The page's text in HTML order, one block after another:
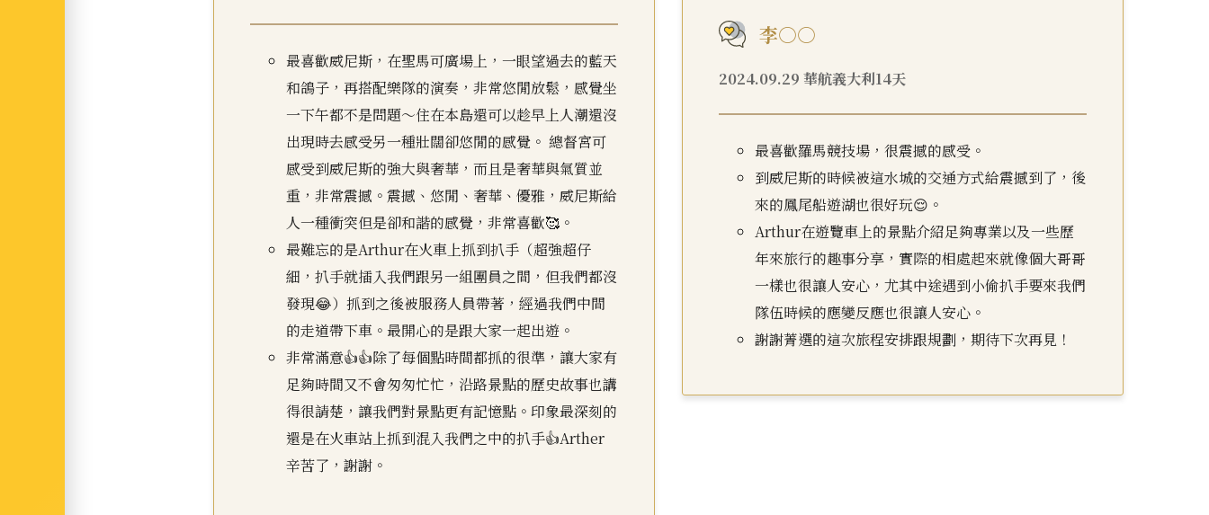
最喜歡威尼斯，在聖馬可廣場上，一眼望過去的藍天
和鴿子，再搭配樂隊的演奏，非常悠閒放鬆，感覺坐
一下午都不是問題～住在本島還可以趁早上人潮還沒
出現時去感受另一種壯闊卻悠閒的感覺。 總督宮可
感受到威尼斯的強大與奢華，而且是奢華與氣質並
重，非常震撼。震撼、悠閒、奢華、優雅，威尼斯給
人一種衝突但是卻和諧的感覺，非常喜歡🥰。
最難忘的是Arthur在火車上抓到扒手（超強超仔
細，扒手就插入我們跟另一組團員之間，但我們都沒
發現😂）抓到之後被服務人員帶著，經過我們中間
的走道帶下車。最開心的是跟大家一起出遊。
非常滿意👍👍除了每個點時間都抓的很準，讓大家有
足夠時間又不會匆匆忙忙，沿路景點的歷史故事也講
得很請楚，讓我們對景點更有記憶點。印象最深刻的
還是在火車站上抓到混入我們之中的扒手👍Arther
辛苦了，謝謝。
李○○
2024.09.29 華航義大利14天
最喜歡羅馬競技場，很震撼的感受。
到威尼斯的時候被這水城的交通方式給震撼到了，後
來的鳳尾船遊湖也很好玩😌。
Arthur在遊覽車上的景點介紹足夠專業以及一些歷
年來旅行的趣事分享，實際的相處起來就像個大哥哥
一樣也很讓人安心，尤其中途遇到小偷扒手要來我們
隊伍時候的應變反應也很讓人安心。
謝謝菁選的這次旅程安排跟規劃，期待下次再見！